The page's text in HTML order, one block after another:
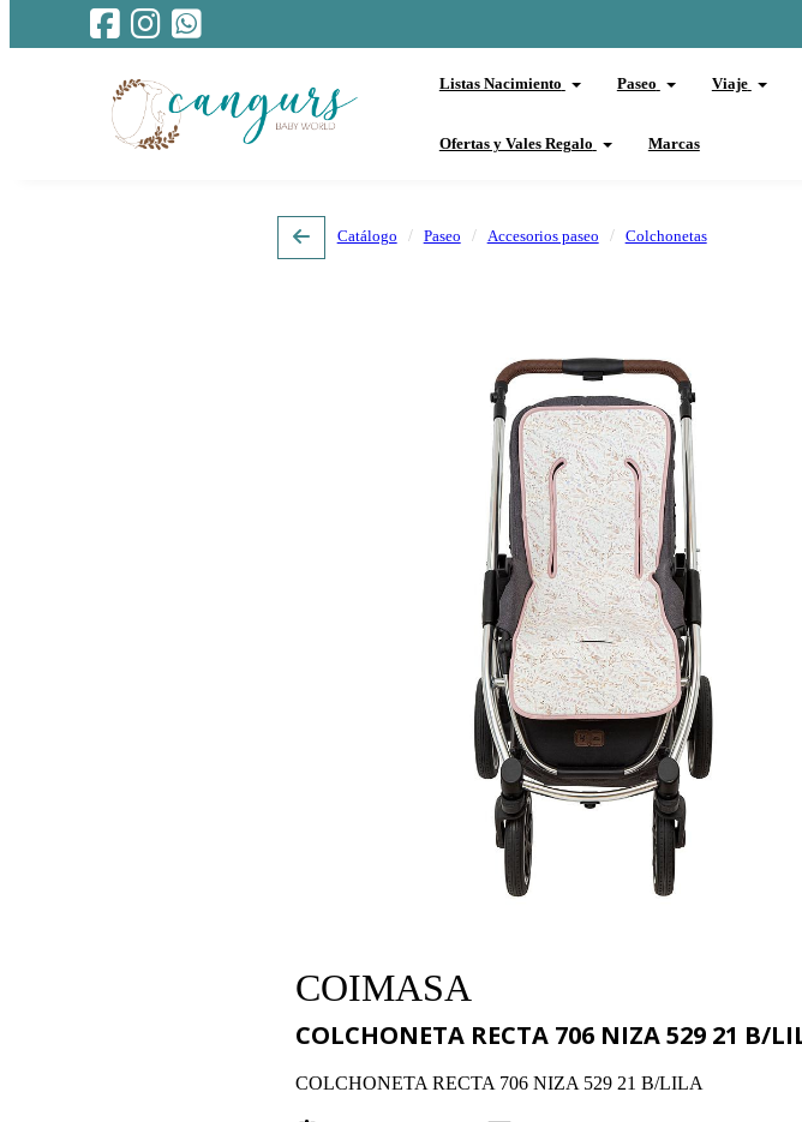
Listas Nacimiento Paseo Viaje
Ofertas y Vales Regalo Marcas
Catálogo Paseo Accesorios paseo Colchonetas
COIMASA
COLCHONETA RECTA 706 NIZA 529 21 B/
COLCHONETA RECTA 706 NIZA 529 21 B/LILA